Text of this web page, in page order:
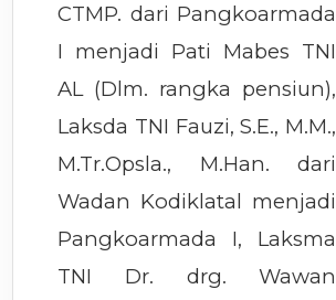
CTMP. dari Pangkoarmada
I menjadi Pati Mabes TNI
AL (Dlm. rangka pensiun),
Laksda TNI Fauzi, S.E., M.M.,
M.Tr.Opsla., M.Han. dari
Wadan Kodiklatal menjadi
Pangkoarmada I, Laksma
TNI Dr. drg. Wawan